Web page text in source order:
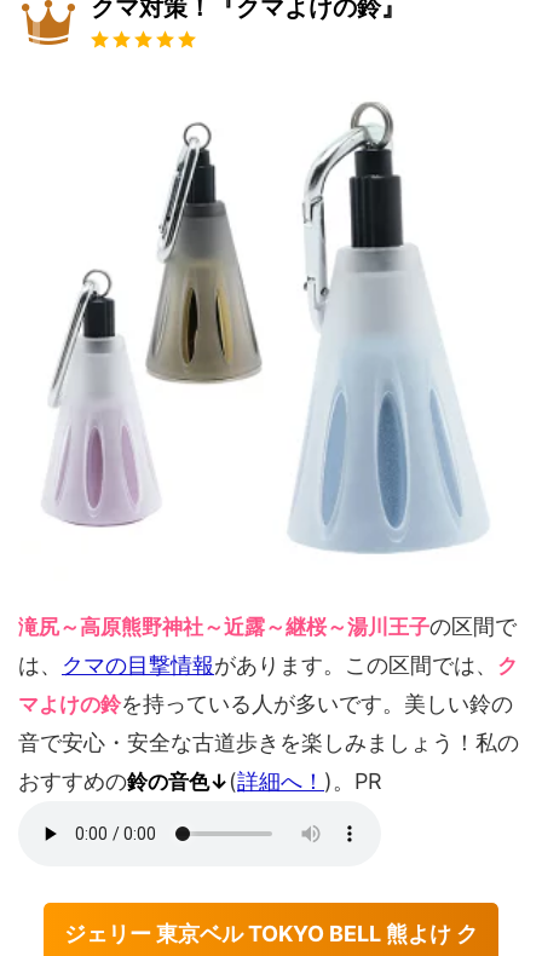
クマ対策！『クマよけの鈴』
滝尻～高原熊野神社～近露～継桜～湯川王子の区間で
は、 クマの目撃情報があります。この区間では、 ク
マよけの鈴を持っている人が多いです。美しい鈴の
音で安心・安全な古道歩きを楽しみましょう！私の
おすすめの鈴の音色↓ (詳細へ！ )。PR
ジェリー 東京ベル TOKYO BELL 熊よけ ク